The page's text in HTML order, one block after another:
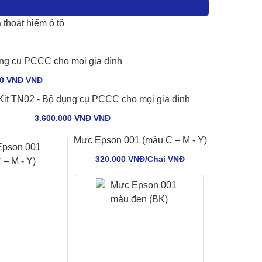
hiểm ô tô
cụ PCCC cho mọi gia đình
VNĐ VNÐ
TN02 - Bộ dụng cụ PCCC cho mọi gia đình
3.600.000 VNĐ VNÐ
Mực Epson 001 (màu C – M - Y)
320.000 VNĐ/Chai VNÐ